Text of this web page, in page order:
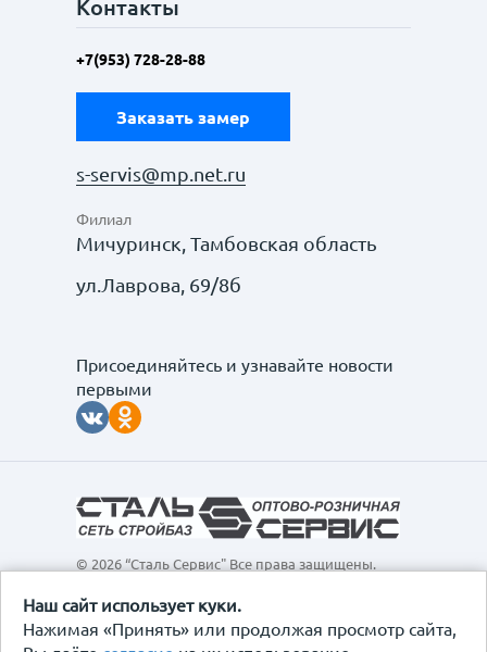
Наш сайт использует куки.
Нажимая «Принять» или продолжая просмотр сайта,
Контакты
+7(953) 728-28-88
Заказать замер
s-servis@mp.net.ru
Филиал
Мичуринск, Тамбовская область
ул.Лаврова, 69/8б
Присоединяйтесь и узнавайте новости
первыми
© 2026 “Сталь Сервис" Все права защищены.
интернет-сайт, а также вся информация о товарах и
ценах, предоставленная на нём, носит
исключительно информационный характер и ни при